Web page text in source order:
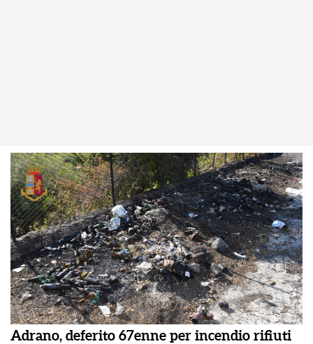
Adrano, deferito 67enne per incendio rifiuti